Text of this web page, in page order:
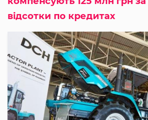
відсотки по кредитах